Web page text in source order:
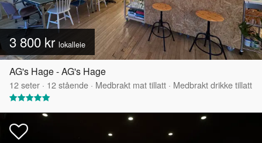
3 800 kr lokalleie
AG's Hage - AG's Hage
12seter · 12stående · Medbrakt mat tillatt · Medbrakt drikke tillatt